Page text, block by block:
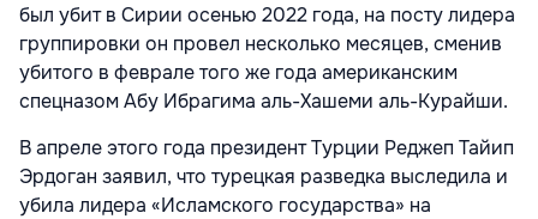
был убит в Сирии осенью 2022 года, на посту лидера
группировки он провел несколько месяцев, сменив
убитого в феврале того же года американским
спецназом Абу Ибрагима аль-Хашеми аль-Курайши.
В апреле этого года президент Турции Реджеп Тайип
Эрдоган заявил, что турецкая разведка выследила и
убила лидера «Исламского государства» на